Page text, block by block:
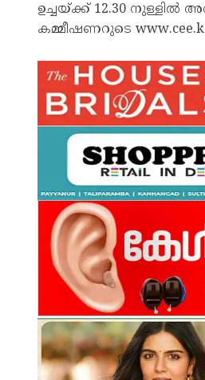
ഉച്ചയ്ക്ക് 12.30 നുള്ളിൽ
കമ്മീഷണറുടെ